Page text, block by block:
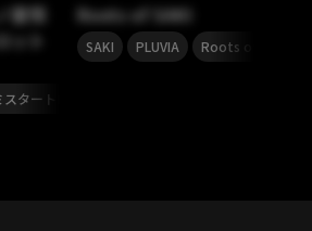
里恒
ト
スタートロットジャパン
Roots of SAKI
SAKI PLUVIA Roots of